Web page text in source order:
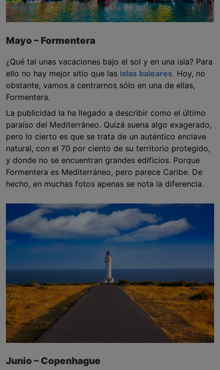
Mayo – Formentera
¿Qué tal unas vacaciones bajo el sol y en una isla? Para
ello no hay mejor sitio que las islas baleares. Hoy, no
obstante, vamos a centrarnos sólo en una de ellas,
Formentera.
La publicidad la ha llegado a describir como el último
paraíso del Mediterráneo. Quizá suena algo exagerado,
pero lo cierto es que se trata de un auténtico enclave
natural, con el 70 por ciento de su territorio protegido,
y donde no se encuentran grandes edificios. Porque
Formentera es Mediterráneo, pero parece Caribe. De
hecho, en muchas fotos apenas se nota la diferencia.
Junio – Copenhague